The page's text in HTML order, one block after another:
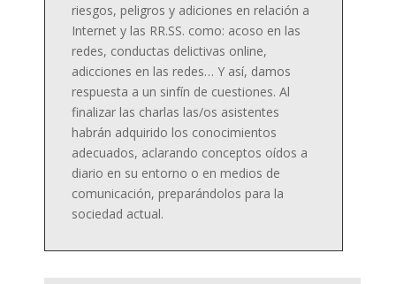
riesgos, peligros y adiciones en relación a
Internet y las RR.SS. como: acoso en las
redes, conductas delictivas online,
adicciones en las redes… Y así, damos
respuesta a un sinfín de cuestiones. Al
finalizar las charlas las/os asistentes
habrán adquirido los conocimientos
adecuados, aclarando conceptos oídos a
diario en su entorno o en medios de
comunicación, preparándolos para la
sociedad actual.